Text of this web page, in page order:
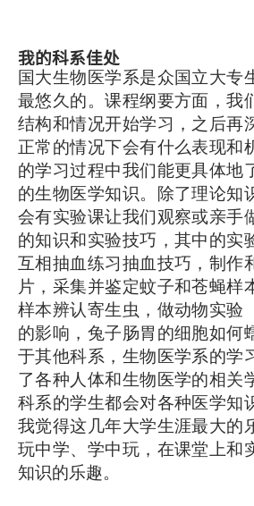
我的科系佳处
国大生物医学系是众国立大专
最悠久的。课程纲要方面，我
结构和情况开始学习，之后再
正常的情况下会有什么表现和
的学习过程中我们能更具体地
的生物医学知识。除了理论知
会有实验课让我们观察或亲手
的知识和实验技巧，其中的实
互相抽血练习抽血技巧，制作
片，采集并鉴定蚊子和苍蝇样
样本辨认寄生虫，做动物实验
的影响，兔子肠胃的细胞如何
于其他科系，生物医学系的学
了各种人体和生物医学的相关
科系的学生都会对各种医学知
我觉得这几年大学生涯最大的
玩中学、学中玩，在课堂上和
知识的乐趣。